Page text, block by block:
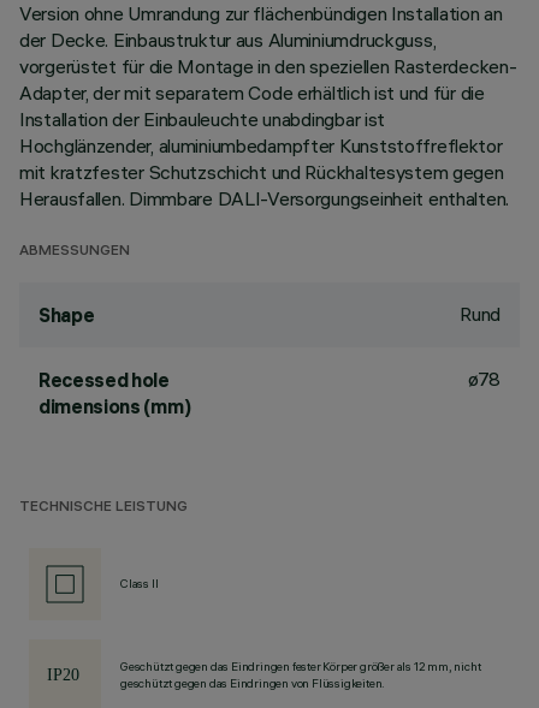
Version ohne Umrandung zur flächenbündigen Installation an
der Decke. Einbaustruktur aus Aluminiumdruckguss,
vorgerüstet für die Montage in den speziellen Rasterdecken-
Adapter, der mit separatem Code erhältlich ist und für die
Installation der Einbauleuchte unabdingbar ist
Hochglänzender, aluminiumbedampfter Kunststoffreflektor
mit kratzfester Schutzschicht und Rückhaltesystem gegen
Herausfallen. Dimmbare DALI-Versorgungseinheit enthalten.
ABMESSUNGEN
Shape Rund
Recessed hole
dimensions (mm)
ø78
TECHNISCHE LEISTUNG
Class II
Geschützt gegen das Eindringen fester Körper größer als 12 mm, nicht
geschützt gegen das Eindringen von Flüssigkeiten.